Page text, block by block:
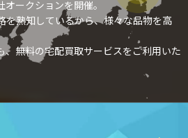
オークションを開催。
を熟知しているから、様々な品物を高
、無料の宅配買取サービスをご利用いた